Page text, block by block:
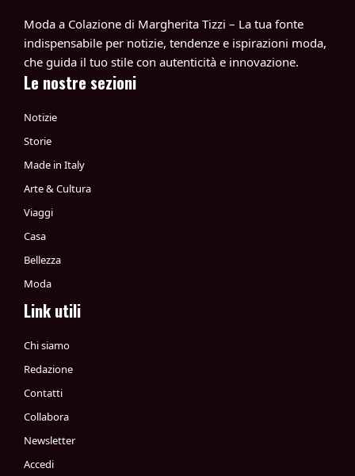
Moda a Colazione di Margherita Tizzi – La tua fonte
indispensabile per notizie, tendenze e ispirazioni moda,
che guida il tuo stile con autenticità e innovazione.
Le nostre sezioni
Notizie
Storie
Made in Italy
Arte & Cultura
Viaggi
Casa
Bellezza
Moda
Link utili
Chi siamo
Redazione
Contatti
Collabora
Newsletter
Accedi